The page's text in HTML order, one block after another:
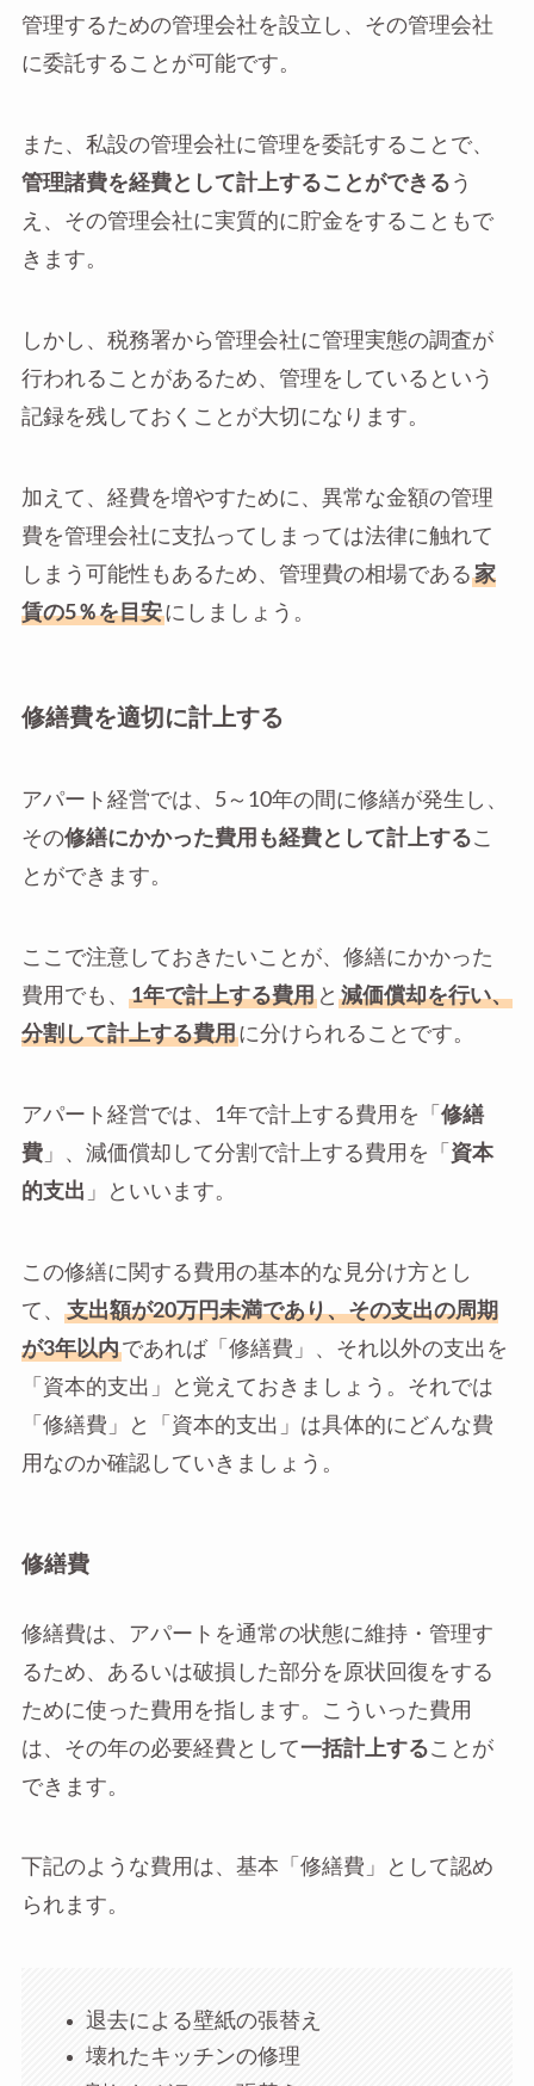
管理するための管理会社を設立し、その管理会社
に委託することが可能です。
また、私設の管理会社に管理を委託することで、
管理諸費を経費として計上することができる う
え、その管理会社に実質的に貯金をすることもで
きます。
しかし、税務署から管理会社に管理実態の調査が
行われることがあるため、管理をしているという
記録を残しておくことが大切になります。
加えて、経費を増やすために、異常な金額の管理
費を管理会社に支払ってしまっては法律に触れて
しまう可能性もあるため、管理費の相場である 家
賃の5％を目安にしましょう。
修繕費を適切に計上する
アパート経営では、5～10年の間に修繕が発生し、
その修繕にかかった費用も経費として計上するこ
とができます。
ここで注意しておきたいことが、修繕にかかった
費用でも、
1年で計上する費用と 減価償却を行い、
分割して計上する費用に分けられることです。
アパート経営では、1年で計上する費用を「 修繕
費」、減価償却して分割で計上する費用を「 資本
的支出 」といいます。
この修繕に関する費用の基本的な見分け方とし
て、
支出額が20万円未満であり、その支出の周期
が3年以内であれば「修繕費」、それ以外の支出を
「資本的支出」と覚えておきましょう。それでは
「修繕費」と「資本的支出」は具体的にどんな費
用なのか確認していきましょう。
修繕費
修繕費は、アパートを通常の状態に維持・管理す
るため、あるいは破損した部分を原状回復をする
ために使った費用を指します。こういった費用
は、その年の必要経費として一括計上することが
できます。
下記のような費用は、基本「修繕費」として認め
られます。
退去による壁紙の張替え
壊れたキッチンの修理